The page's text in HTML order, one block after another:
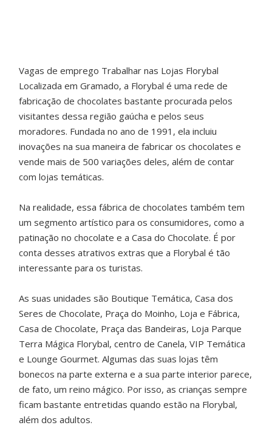
Vagas de emprego Trabalhar nas Lojas Florybal
Localizada em Gramado, a Florybal é uma rede de
fabricação de chocolates bastante procurada pelos
visitantes dessa região gaúcha e pelos seus
moradores. Fundada no ano de 1991, ela incluiu
inovações na sua maneira de fabricar os chocolates e
vende mais de 500 variações deles, além de contar
com lojas temáticas.
Na realidade, essa fábrica de chocolates também tem
um segmento artístico para os consumidores, como a
patinação no chocolate e a Casa do Chocolate. É por
conta desses atrativos extras que a Florybal é tão
interessante para os turistas.
As suas unidades são Boutique Temática, Casa dos
Seres de Chocolate, Praça do Moinho, Loja e Fábrica,
Casa de Chocolate, Praça das Bandeiras, Loja Parque
Terra Mágica Florybal, centro de Canela, VIP Temática
e Lounge Gourmet. Algumas das suas lojas têm
bonecos na parte externa e a sua parte interior parece,
de fato, um reino mágico. Por isso, as crianças sempre
ficam bastante entretidas quando estão na Florybal,
além dos adultos.